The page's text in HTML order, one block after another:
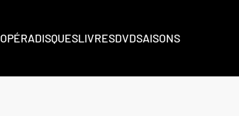
OPÉRADISQUESLIVRESDVDSAISONS